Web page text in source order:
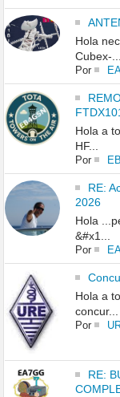
Hola
Cubex-...
Por
Hola a
HF...
Por
RE:
2026
Hola
&#x1...
Por
Hola a
concur...
Por
RE: